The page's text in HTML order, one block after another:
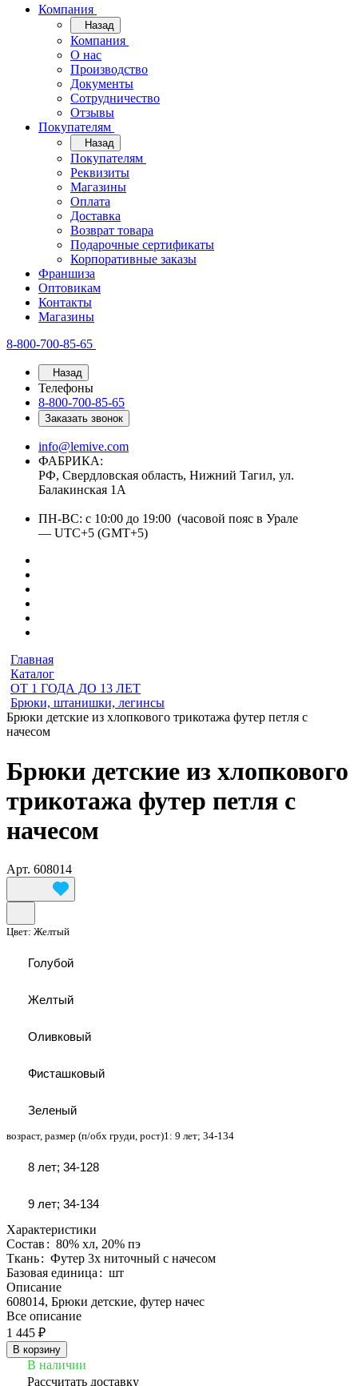
Компания
Назад
Компания
О нас
Производство
Документы
Сотрудничество
Отзывы
Покупателям
Назад
Покупателям
Реквизиты
Магазины
Оплата
Доставка
Возврат товара
Подарочные сертификаты
Корпоративные заказы
Франшиза
Оптовикам
Контакты
Магазины
8-800-700-85-65
Назад
Телефоны
8-800-700-85-65
Заказать звонок
info@lemive.com
ФАБРИКА:
РФ, Свердловская область, Нижний Тагил, ул.
Балакинская 1А
ПН-ВС: с 10:00 до 19:00 (часовой пояс в Урале
— UTC+5 (GMT+5)
Главная
Каталог
ОТ 1 ГОДА ДО 13 ЛЕТ
Брюки, штанишки, легинсы
Брюки детские из хлопкового трикотажа футер петля с
начесом
Брюки детские из хлопкового
трикотажа футер петля с
начесом
Арт. 608014
Цвет: Желтый
Голубой
Желтый
Оливковый
Фисташковый
Зеленый
возраст, размер (п/обх груди, рост)1: 9 лет; 34-134
8 лет; 34-128
9 лет; 34-134
Характеристики
Состав: 80% хл, 20% пэ
Ткань: Футер 3х ниточный с начесом
Базовая единица: шт
Описание
608014, Брюки детские, футер начес
Все описание
1 445 ₽
В корзину
В наличии
Рассчитать доставку